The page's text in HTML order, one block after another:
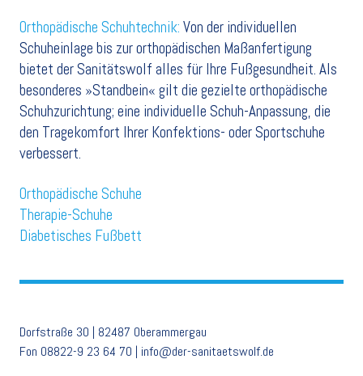
Orthopädische Schuhtechnik: Von der individuellen
Schuheinlage bis zur orthopädischen Maßanfertigung
bietet der Sanitätswolf alles für Ihre Fußgesundheit. Als
besonderes »Standbein« gilt die gezielte orthopädische
Schuhzurichtung; eine individuelle Schuh-Anpassung, die
den Tragekomfort Ihrer Konfektions- oder Sportschuhe
verbessert.
Orthopädische Schuhe
Therapie-Schuhe
Diabetisches Fußbett
Dorfstraße 30 | 82487 Oberammergau
Fon 08822-9 23 64 70 | info@der-sanitaetswolf.de